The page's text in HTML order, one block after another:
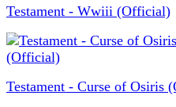
Testament - Wwiii (Official)
Testament - Curse of Osiris